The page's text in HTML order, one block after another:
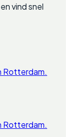
vind snel
Rotterdam.
Rotterdam.